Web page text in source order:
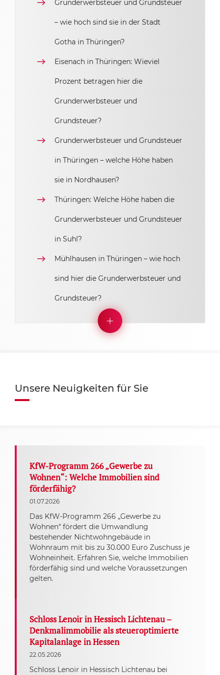
Grunderwerbsteuer und Grundsteuer
– wie hoch sind sie in der Stadt
Gotha in Thüringen?
Eisenach in Thüringen: Wieviel
Prozent betragen hier die
Grunderwerbsteuer und
Grundsteuer?
Grunderwerbsteuer und Grundsteuer
in Thüringen – welche Höhe haben
sie in Nordhausen?
Thüringen: Welche Höhe haben die
Grunderwerbsteuer und Grundsteuer
in Suhl?
Mühlhausen in Thüringen – wie hoch
sind hier die Grunderwerbsteuer und
Grundsteuer?
Unsere Neuigkeiten für Sie
KfW-Programm 266 „Gewerbe zu
Wohnen“: Welche Immobilien sind
förderfähig?
01.07.2026
Das KfW-Programm 266 „Gewerbe zu
Wohnen“ fördert die Umwandlung
bestehender Nichtwohngebäude in
Wohnraum mit bis zu 30.000 Euro Zuschuss je
Wohneinheit. Erfahren Sie, welche Immobilien
förderfähig sind und welche Voraussetzungen
gelten.
Schloss Lenoir in Hessisch Lichtenau –
Denkmalimmobilie als steueroptimierte
Kapitalanlage in Hessen
22.05.2026
Schloss Lenoir in Hessisch Lichtenau bei